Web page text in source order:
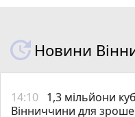
Новини
14:10 1,3 мільйони
Вінниччини для